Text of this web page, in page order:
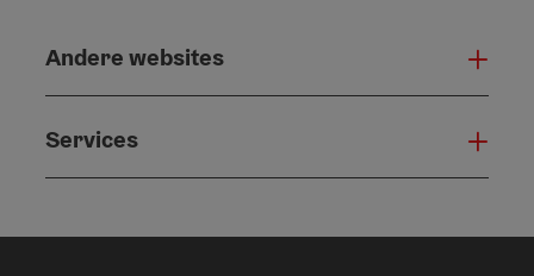
Andere websites
Services